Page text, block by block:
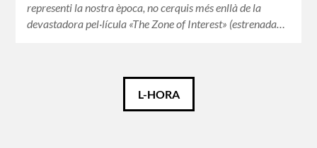
representi la nostra època, no cerquis més enllà de la
devastadora pel·lícula «The Zone of Interest» (estrenada…
L-HORA